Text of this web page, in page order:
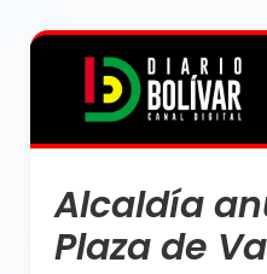
Alcaldía
Plaza de